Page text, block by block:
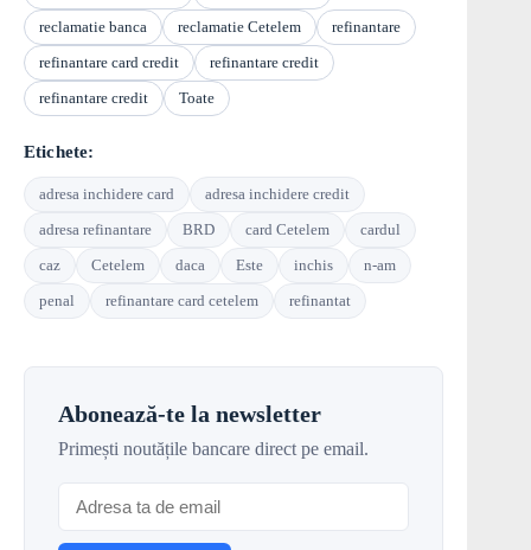
reclamatie banca
reclamatie Cetelem
refinantare
refinantare card credit
refinantare credit
refinantare credit
Toate
Etichete:
adresa inchidere card
adresa inchidere credit
adresa refinantare
BRD card Cetelem
cardul
caz
Cetelem daca Este inchis
n-am
penal
refinantare card cetelem refinantat
Abonează-te la newsletter
Primești noutățile bancare direct pe email.